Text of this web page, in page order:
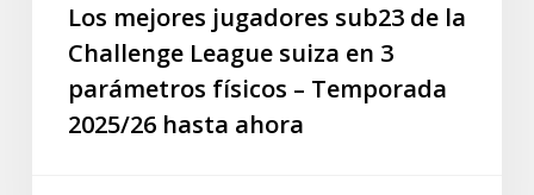
Temporada
2025/26
hasta
Los mejores jugadores sub23 de la
Challenge League suiza en 3
parámetros físicos – Temporada
2025/26 hasta ahora